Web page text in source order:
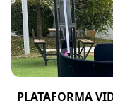
PLATAFORMA